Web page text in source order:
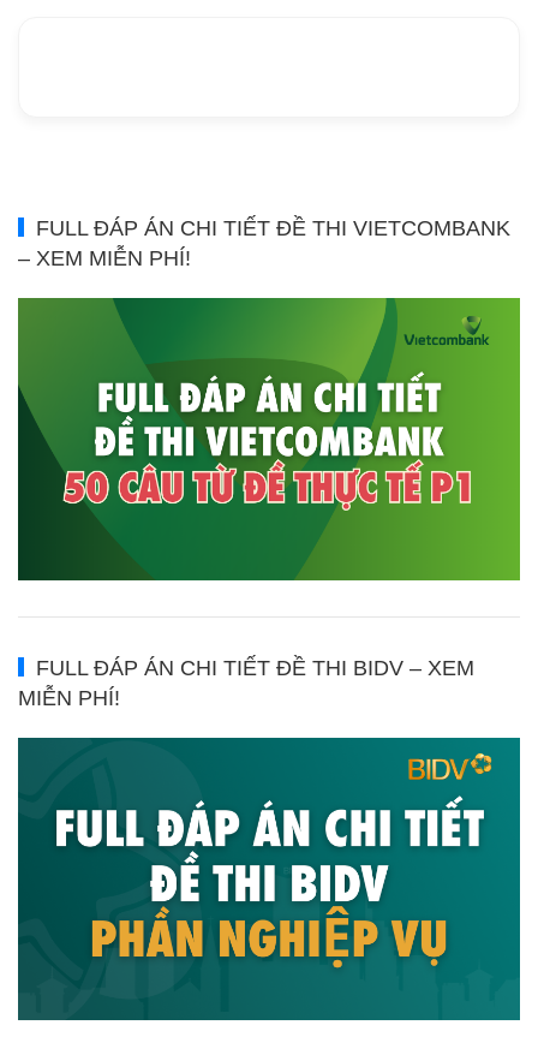
FULL ĐÁP ÁN CHI TIẾT ĐỀ THI VIETCOMBANK
– XEM MIỄN PHÍ!
FULL ĐÁP ÁN CHI TIẾT ĐỀ THI BIDV – XEM
MIỄN PHÍ!